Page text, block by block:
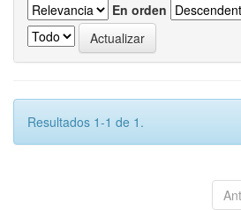
En orden
Resultados 1-1 de 1.